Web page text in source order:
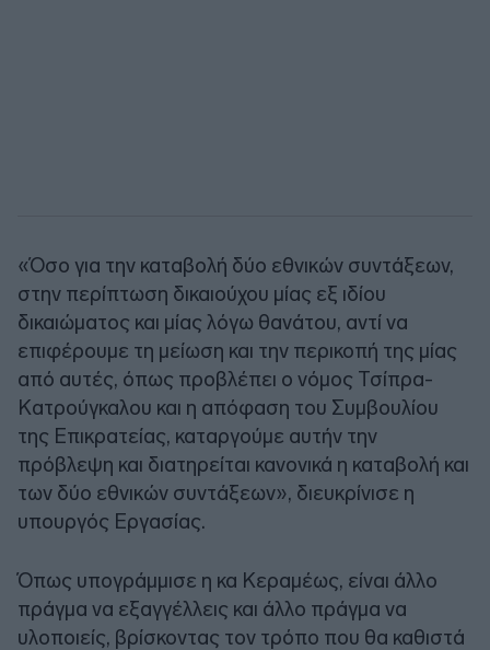
«Όσο για την καταβολή δύο εθνικών συντάξεων,
στην περίπτωση δικαιούχου μίας εξ ιδίου
δικαιώματος και μίας λόγω θανάτου, αντί να
επιφέρουμε τη μείωση και την περικοπή της μίας
από αυτές, όπως προβλέπει ο νόμος Τσίπρα-
Κατρούγκαλου και η απόφαση του Συμβουλίου
της Επικρατείας, καταργούμε αυτήν την
πρόβλεψη και διατηρείται κανονικά η καταβολή και
των δύο εθνικών συντάξεων», διευκρίνισε η
υπουργός Εργασίας.
Όπως υπογράμμισε η κα Κεραμέως, είναι άλλο
πράγμα να εξαγγέλλεις και άλλο πράγμα να
υλοποιείς, βρίσκοντας τον τρόπο που θα καθιστά